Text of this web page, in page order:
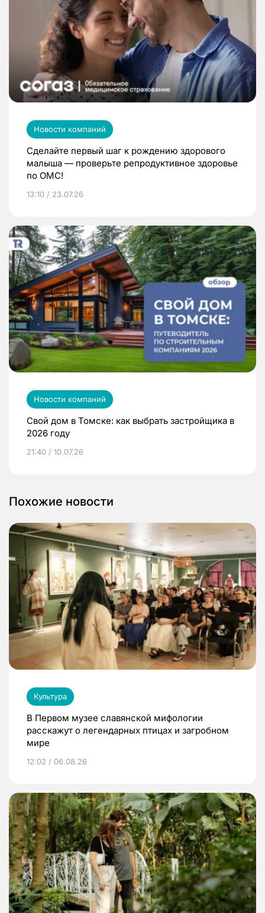
Новости компаний
Сделайте первый шаг к рождению здорового
малыша — проверьте репродуктивное здоровье
по ОМС!
13:10 / 23.07.26
Новости компаний
Свой дом в Томске: как выбрать застройщика в
2026 году
21:40 / 10.07.26
Похожие новости
Культура
В Первом музее славянской мифологии
расскажут о легендарных птицах и загробном
мире
12:02 / 06.08.26